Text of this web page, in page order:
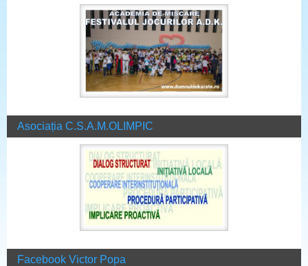
Asociația C.S.A.M.OLIMPIC
Facebook Victor Popa